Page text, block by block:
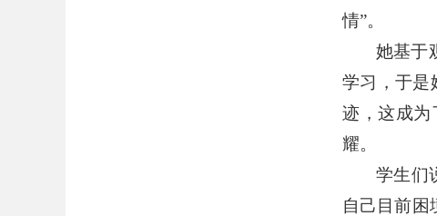
情”。
她基于
学习，于是
迹，这成为
耀。
学生们
自己目前困